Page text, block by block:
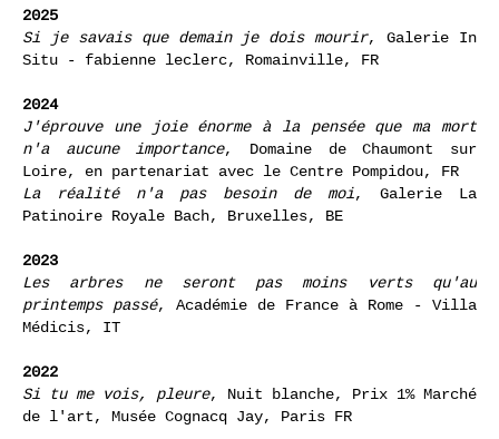
Expositions personnelles
2025
Situ - fabienne leclerc, Romainville, FR
2024
J'éprouve une joie énorme à la pensée que ma mort
n'a aucune importance , Domaine de Chaumont sur
Loire, en partenariat avec le Centre Pompidou, FR
Patinoire Royale Bach, Bruxelles, BE
2023
Les arbres ne seront pas moins verts qu'au
Médicis, IT
2022